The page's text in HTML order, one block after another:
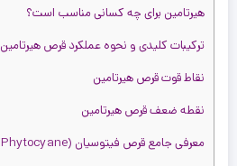
هیرتامین برای چه کسانی مناسب است؟
ترکیبات کلیدی و نحوه عملکرد قرص هیرتامین
نقاط قوت قرص هیرتامین
نقطه ضعف قرص هیرتامین
معرفی جامع قرص فیتوسیان (Phytocyane)
تومان 2,400,000تومان